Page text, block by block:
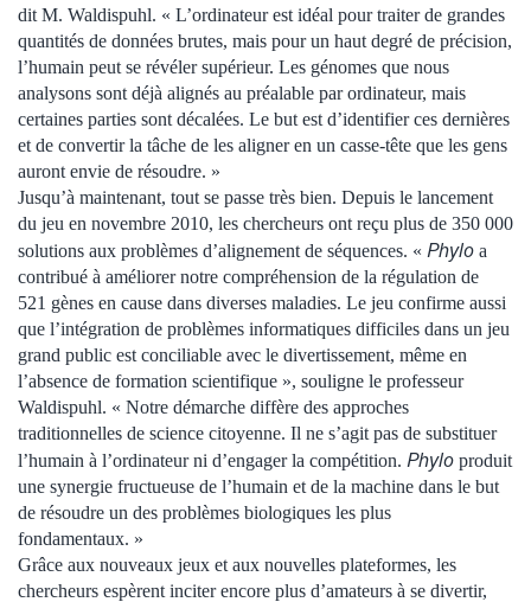
dit M. Waldispuhl. « L’ordinateur est idéal pour traiter de grandes
quantités de données brutes, mais pour un haut degré de précision,
l’humain peut se révéler supérieur. Les génomes que nous
analysons sont déjà alignés au préalable par ordinateur, mais
certaines parties sont décalées. Le but est d’identifier ces dernières
et de convertir la tâche de les aligner en un casse-tête que les gens
auront envie de résoudre. »
Jusqu’à maintenant, tout se passe très bien. Depuis le lancement
du jeu en novembre 2010, les chercheurs ont reçu plus de 350 000
solutions aux problèmes d’alignement de séquences. « Phylo a
contribué à améliorer notre compréhension de la régulation de
521 gènes en cause dans diverses maladies. Le jeu confirme aussi
que l’intégration de problèmes informatiques difficiles dans un jeu
grand public est conciliable avec le divertissement, même en
l’absence de formation scientifique », souligne le professeur
Waldispuhl. « Notre démarche diffère des approches
traditionnelles de science citoyenne. Il ne s’agit pas de substituer
l’humain à l’ordinateur ni d’engager la compétition. Phylo produit
une synergie fructueuse de l’humain et de la machine dans le but
de résoudre un des problèmes biologiques les plus
fondamentaux. »
Grâce aux nouveaux jeux et aux nouvelles plateformes, les
chercheurs espèrent inciter encore plus d’amateurs à se divertir,